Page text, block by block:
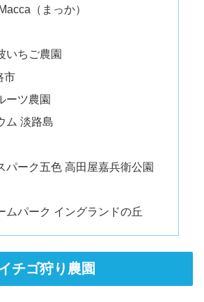
（まっか）
いちご農園
市
ーツ農園
ム 淡路島
パーク五色 高田屋嘉兵衛公園
ムパーク イングランドの丘
チゴ狩り農園